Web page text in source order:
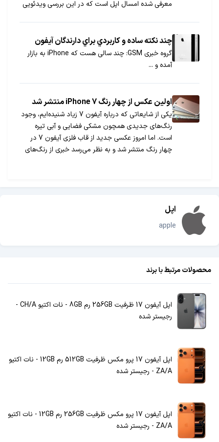
معرفی شده امسال اپل است که در این بررسی ویدئویی
چند نكته ساده و كاربردي براي دارندگان آيفون
گروه خبری GSM: چند سالی هست که iPhone به بازار
آمده و ...
اولین عکس از چهار رنگ iPhone 7 منتشر شد
یکی از شایعاتی که درباره آیفون 7 زیاد شنیده‌ایم، وجود
رنگ‌های جدیدی همچون مشکی فضایی و آبی تیره
است. اما امروز عکسی جدید از قاب فلزی آیفون 7 در
چهار رنگ منتشر شد و به نظر می‌رسد خبری از رنگ‌های
اپل
apple
محصولات مرتبط با برند
اپل آیفون 17 ظرفیت 256GB رم 8GB - نات اکتیو CH/A -
رجیستر شده
اپل آیفون 17 پرو مکس ظرفیت 512GB رم 12GB - نات اکتیو
ZA/A - رجیستر شده
اپل آیفون 17 پرو مکس ظرفیت 256GB رم 12GB - نات اکتیو
ZA/A - رجیستر شده